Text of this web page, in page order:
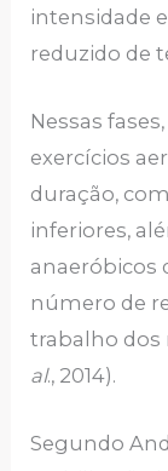
intensidade
reduzido de
Nessas
exercícios
duração,
inferiores,
anaeróbicos
número de
trabalho dos
al., 2014).
Segundo